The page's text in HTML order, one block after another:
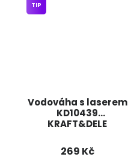
Vodováha s laserem
KD10439
KRAFT&DELE
TIP
269 Kč